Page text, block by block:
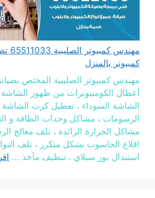
كمبيوتر بالمنزل
مهندس كمبيوتر الصليبية المختص
أعطال الكومبيوترات من ظهور الشاشة
الشاشة السوداء ، تعطيل كرت الشاشة
الرسومات ، مشاكل وحدات الطاقة و
مشاكل الحرارة الزائدة ، تلف معالج
اقلاع الحاسوب بشكل متكرر ، تلف
استبدال بور سبلاي ، تنظيف مآخذ ...